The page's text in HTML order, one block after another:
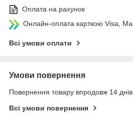
Оплата на рахунок
Онлайн-оплата карткою Visa,
Всі умови оплати
Умови повернення
Повернення товару впродовж 14
Всі умови повернення